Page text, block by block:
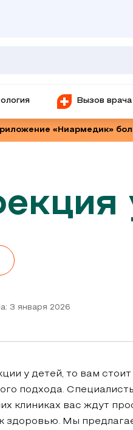
Вызов
«Ниармедик»
3 января 2026
у детей, то вам
подхода.
клиниках вас ждут
здоровью. Мы